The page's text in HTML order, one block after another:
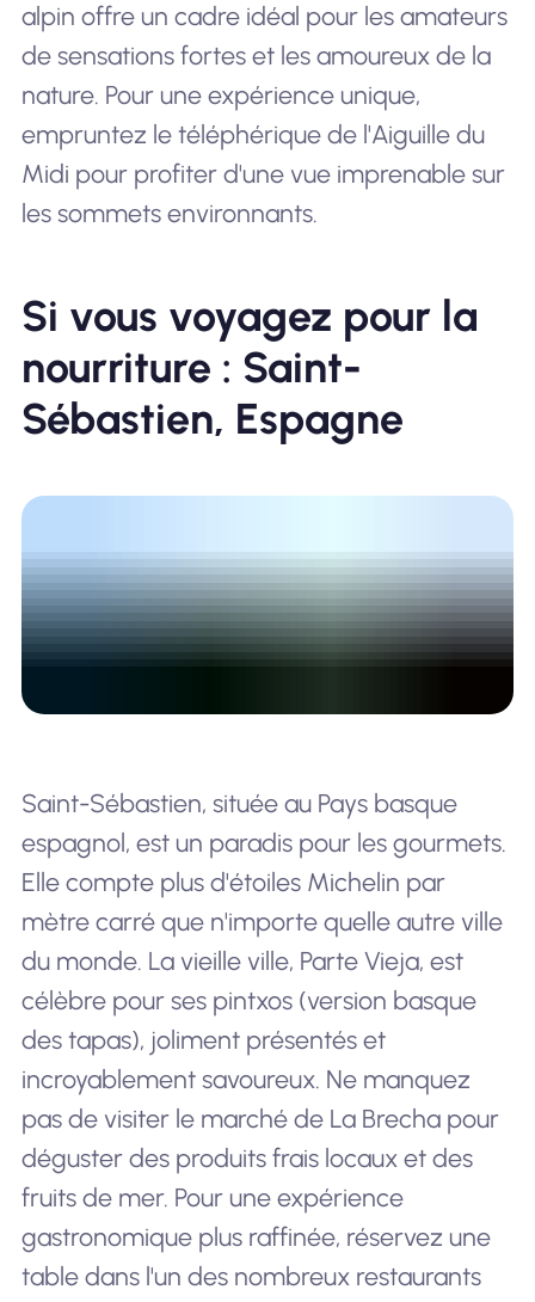
alpin offre un cadre idéal pour les amateurs
de sensations fortes et les amoureux de la
nature. Pour une expérience unique,
empruntez le téléphérique de l'Aiguille du
Midi pour profiter d'une vue imprenable sur
les sommets environnants.
Si vous voyagez pour la
nourriture : Saint-
Sébastien, Espagne
Saint-Sébastien, située au Pays basque
espagnol, est un paradis pour les gourmets.
Elle compte plus d'étoiles Michelin par
mètre carré que n'importe quelle autre ville
du monde. La vieille ville, Parte Vieja, est
célèbre pour ses pintxos (version basque
des tapas), joliment présentés et
incroyablement savoureux. Ne manquez
pas de visiter le marché de La Brecha pour
déguster des produits frais locaux et des
fruits de mer. Pour une expérience
gastronomique plus raffinée, réservez une
table dans l'un des nombreux restaurants